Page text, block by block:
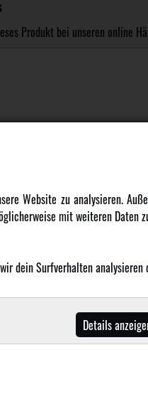
Produkt bei unseren online
Website zu analysieren.
mit weiteren Daten
dein Surfverhalten
Details